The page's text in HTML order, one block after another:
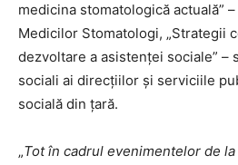
medicina stomatologică actuală”
Medicilor Stomatologi, „Strategii
dezvoltare a asistenţei sociale” –
sociali ai direcţiilor şi serviciile
socială din ţară.
„Tot în cadrul evenimentelor de